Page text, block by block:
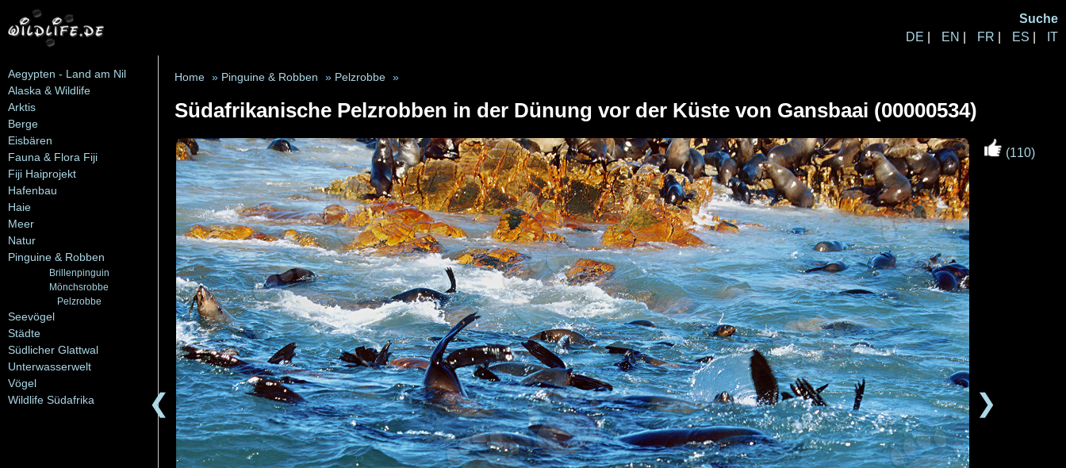
Suche
DE
EN FR ES IT
Aegypten - Land am Nil
Alaska & Wildlife
Arktis
Berge
Eisbären
Fauna & Flora Fiji
Fiji Haiprojekt
Hafenbau
Haie
Meer
Natur
Pinguine & Robben
Brillenpinguin
Mönchsrobbe
Pelzrobbe
Seevögel
Städte
Südlicher Glattwal
Unterwasserwelt
Vögel
Wildlife Südafrika
Home » Pinguine & Robben » Pelzrobbe »
Südafrikanische Pelzrobben in der Dünung vor der Küste von Gansbaai (00000534)
❮ ❯
(110)